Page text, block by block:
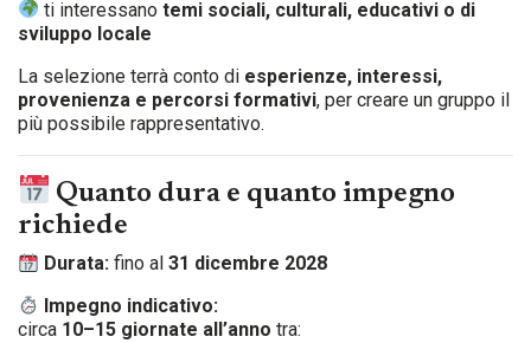
ti interessanotemi sociali, culturali, educativi o di
sviluppo locale
La selezione terrà conto di esperienze, interessi,
provenienza e percorsi formativi, per creare un gruppo il
più possibile rappresentativo.
Quanto dura e quanto impegno
richiede
Durata: fino al31 dicembre 2028
Impegno indicativo:
circa 10–15 giornate all’anno tra: